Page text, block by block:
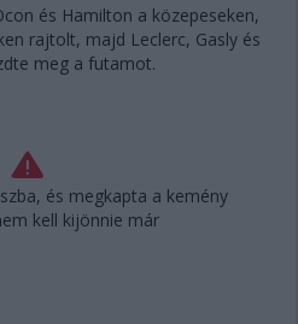
és Hamilton a közepeseken,
rajtolt, majd Leclerc, Gasly és
meg a futamot.
és megkapta a kemény
kell kijönnie már